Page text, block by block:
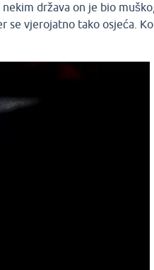
država on je bio muško,
se vjerojatno tako osjeća. Ko